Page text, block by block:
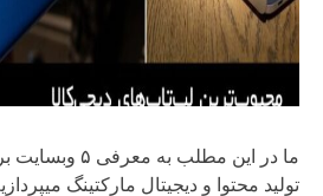
ما در این مطلب
تولید محتوا و دیجیتال مارکتینگ